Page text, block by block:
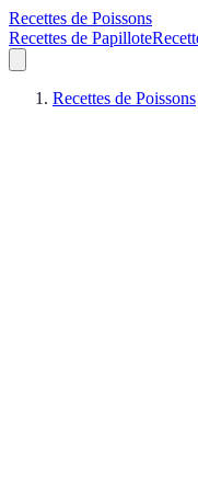
Recettes de Poissons
Recettes de Papillote
Recettes de Poissons